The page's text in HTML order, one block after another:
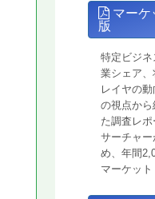
マーケ
版
特定ビジ
業シェア
レイヤの
の視点から
た調査レ
サーチャー
め、年間
マーケット